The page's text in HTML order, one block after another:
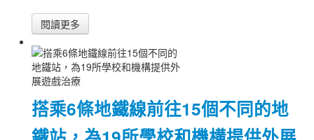
閱讀更多
搭乘6條地鐵線前往15個不同的地